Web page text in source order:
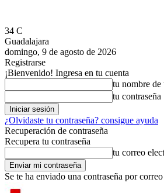
34 C
Guadalajara
domingo, 9 de agosto de 2026
Registrarse
¡Bienvenido! Ingresa en tu cuenta
tu nombre de
tu contraseña
¿Olvidaste tu contraseña? consigue ayuda
Recuperación de contraseña
Recupera tu contraseña
tu correo
Se te ha enviado una contraseña por